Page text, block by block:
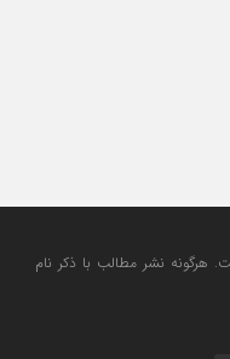
هرگونه نشر مطالب با ذكر نام